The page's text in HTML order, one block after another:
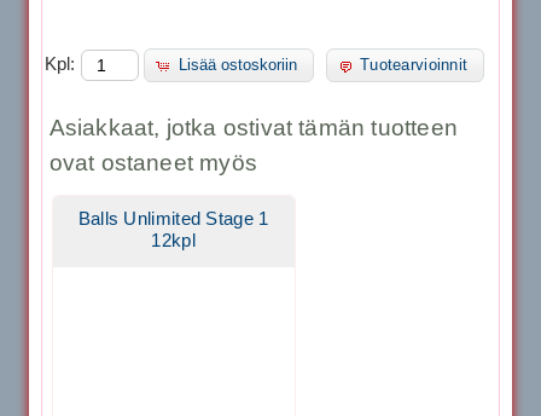
Kpl: Lisää ostoskoriin Tuotearvioinnit
Asiakkaat, jotka ostivat tämän tuotteen
ovat ostaneet myös
Balls Unlimited Stage 1
12kpl